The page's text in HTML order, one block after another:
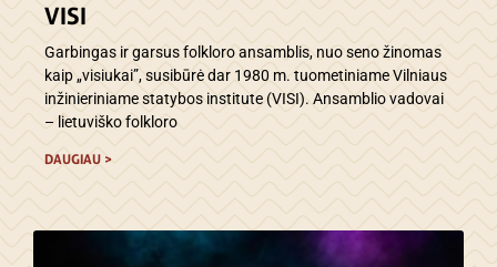
VISI
Garbingas ir garsus folkloro ansamblis, nuo seno žinomas
kaip „visiukai”, susibūrė dar 1980 m. tuometiniame Vilniaus
inžinieriniame statybos institute (VISI). Ansamblio vadovai
– lietuviško folkloro
DAUGIAU >